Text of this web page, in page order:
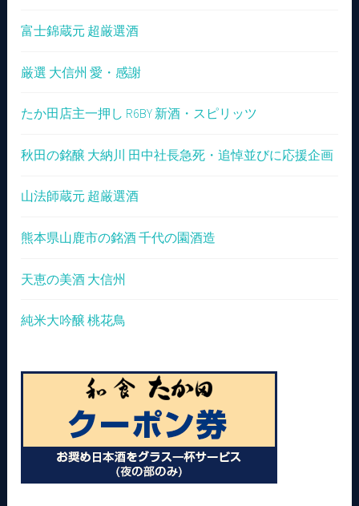
富士錦蔵元 超厳選酒
厳選 大信州 愛・感謝
たか田店主一押し R6BY 新酒・スピリッツ
秋田の銘醸 大納川 田中社長急死・追悼並びに応援企画
山法師蔵元 超厳選酒
熊本県山鹿市の銘酒 千代の園酒造
天恵の美酒 大信州
純米大吟醸 桃花鳥